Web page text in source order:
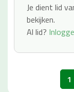
Je dient lid
bekijken.
Al lid?
1